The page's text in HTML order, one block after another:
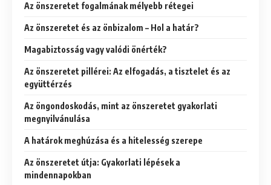
Az önszeretet fogalmának mélyebb rétegei
Az önszeretet és az önbizalom – Hol a határ?
Magabiztosság vagy valódi önérték?
Az önszeretet pillérei: Az elfogadás, a tisztelet és az
együttérzés
Az öngondoskodás, mint az önszeretet gyakorlati
megnyilvánulása
A határok meghúzása és a hitelesség szerepe
Az önszeretet útja: Gyakorlati lépések a
mindennapokban